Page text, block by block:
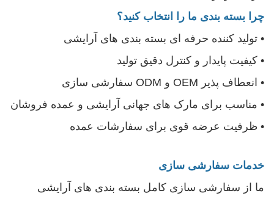
چرا بسته بندی ما را انتخاب کنید؟
• تولید کننده حرفه ای بسته بندی های آرایشی
• کیفیت پایدار و کنترل دقیق تولید
• انعطاف پذیر OEM و ODM سفارشی سازی
• مناسب برای مارک های جهانی آرایشی و عمده فروشان
• ظرفیت عرضه قوی برای سفارشات عمده
خدمات سفارشی سازی
ما از سفارشی سازی کامل بسته بندی های آرایشی